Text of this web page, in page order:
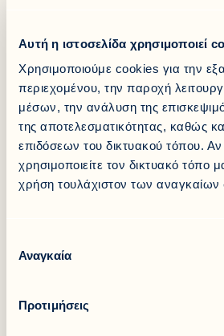
Αυτή η ιστοσελίδα χρησιμοποιεί
Χρησιμοποιούμε cookies για την
περιεχομένου, την παροχή
μέσων, την ανάλυση της
της αποτελεσματικότητας, καθώς
επιδόσεων του δικτυακού τόπου. Αν
χρησιμοποιείτε τον δικτυακό τόπο
χρήση τουλάχιστον των
συγκατάθεσης
Αναγκαία
Προτιμήσεις
πιστεύουμε ότι είναι υποχρέωσή
προνόμιο, να βρισκόμαστε πάντα
ευάλωτων κοινωνικών ομάδων και
παιδιών, που αποτελούν και το
μας».
Σχετικά με την Κιβωτό του
Η Κιβωτός του Κόσμου είναι
εταιρεία που φιλοξενεί και
18 ετών σε Σπίτια Φιλοξενίας
εντολής. Παράλληλα, έχει
επίκεντρο την έδρα του
Δείτε περισσότερα εδώ: